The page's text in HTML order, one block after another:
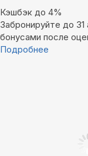
Кэшбэк до 4%
Забронируйте до
бонусами после
Подробнее